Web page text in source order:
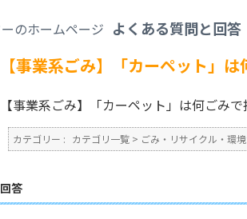
よくある質問と回答
【事業系ごみ】「カーペット」
【事業系ごみ】「カーペット」は何ごみ
カテゴリー : カテゴリ一覧 > ごみ・リサイクル・環境
回答